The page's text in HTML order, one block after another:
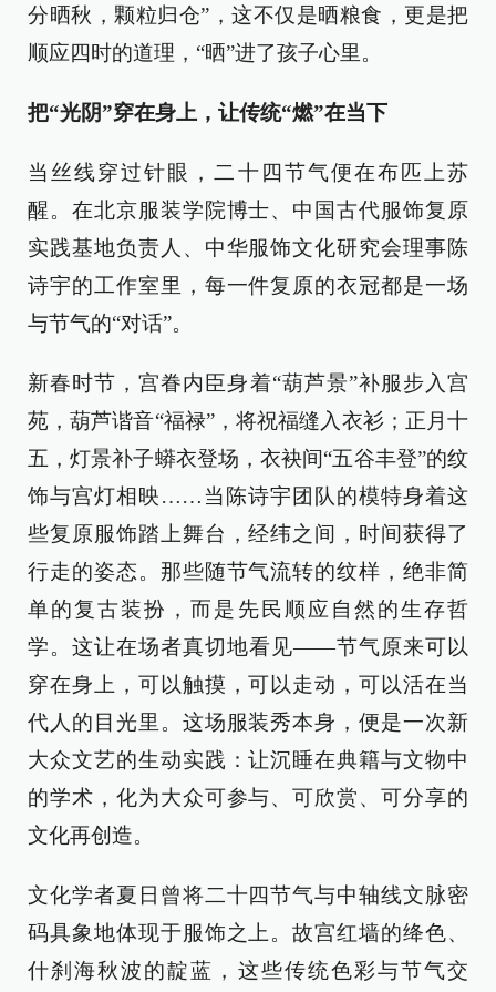
分晒秋，颗粒归仓”，这不仅是晒粮食，更是把
顺应四时的道理，“晒”进了孩子心里。
把“光阴”穿在身上，让传统“燃”在当下
当丝线穿过针眼，二十四节气便在布匹上苏
醒。在北京服装学院博士、中国古代服饰复原
实践基地负责人、中华服饰文化研究会理事陈
诗宇的工作室里，每一件复原的衣冠都是一场
与节气的“对话”。
新春时节，宫眷内臣身着“葫芦景”补服步入宫
苑，葫芦谐音“福禄”，将祝福缝入衣衫；正月十
五，灯景补子蟒衣登场，衣袂间“五谷丰登”的纹
饰与宫灯相映……当陈诗宇团队的模特身着这
些复原服饰踏上舞台，经纬之间，时间获得了
行走的姿态。那些随节气流转的纹样，绝非简
单的复古装扮，而是先民顺应自然的生存哲
学。这让在场者真切地看见——节气原来可以
穿在身上，可以触摸，可以走动，可以活在当
代人的目光里。这场服装秀本身，便是一次新
大众文艺的生动实践：让沉睡在典籍与文物中
的学术，化为大众可参与、可欣赏、可分享的
文化再创造。
文化学者夏日曾将二十四节气与中轴线文脉密
码具象地体现于服饰之上。故宫红墙的绛色、
什刹海秋波的靛蓝，这些传统色彩与节气交